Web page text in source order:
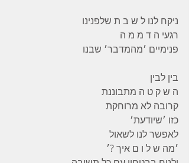
ניקח לנו ל ש ב ת שלפנינו
רגעי ה ד מ מ ה
פנימיים ׳מהמדבר׳ שבנו
בין לבין
ה ש ק ט ה מתבוננת
קרובה לא מרוחקת
כזו ׳שיודעת׳
לאפשר לנו לשאול
׳מה ש ל ו ם איך ?׳